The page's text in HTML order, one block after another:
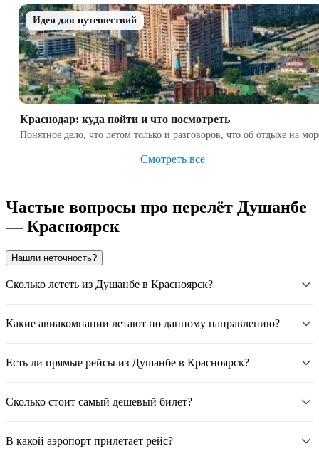
Идеи для путешествий
Краснодар: куда пойти и что посмотреть
Понятное дело, что летом только и разговоров, что об отдыхе на
Смотреть все
Частые вопросы про перелёт Душанбе
— Красноярск
Нашли неточность?
Сколько лететь из Душанбе в Красноярск?
Какие авиакомпании летают по данному направлению?
Есть ли прямые рейсы из Душанбе в Красноярск?
Сколько стоит самый дешевый билет?
В какой аэропорт прилетает рейс?